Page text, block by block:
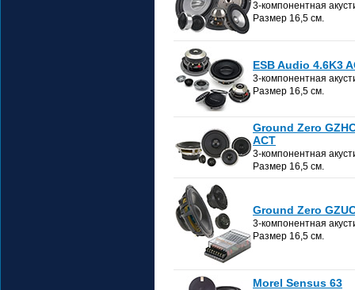
3-компонентная
Размер 16,5 см.
ESB Audio 4.6K3
3-компонентная
Размер 16,5 см.
Ground Zero
ACT
3-компонентная
Размер 16,5 см.
Ground Zero
3-компонентная
Размер 16,5 см.
Morel Sensus 63